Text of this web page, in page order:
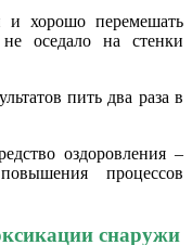
и хорошо перемешать
оседало на стенки
пить два раза в
оздоровления –
процессов
снаружи